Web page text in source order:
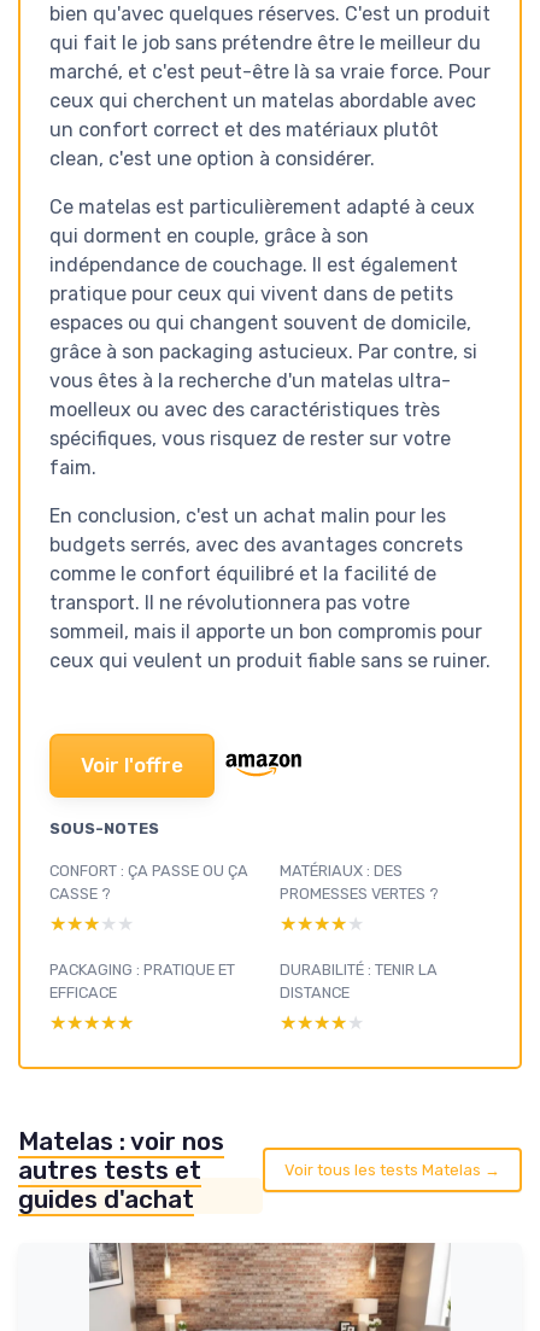
bien qu'avec quelques réserves. C'est un produit
qui fait le job sans prétendre être le meilleur du
marché, et c'est peut-être là sa vraie force. Pour
ceux qui cherchent un matelas abordable avec
un confort correct et des matériaux plutôt
clean, c'est une option à considérer.
Ce matelas est particulièrement adapté à ceux
qui dorment en couple, grâce à son
indépendance de couchage. Il est également
pratique pour ceux qui vivent dans de petits
espaces ou qui changent souvent de domicile,
grâce à son packaging astucieux. Par contre, si
vous êtes à la recherche d'un matelas ultra-
moelleux ou avec des caractéristiques très
spécifiques, vous risquez de rester sur votre
faim.
En conclusion, c'est un achat malin pour les
budgets serrés, avec des avantages concrets
comme le confort équilibré et la facilité de
transport. Il ne révolutionnera pas votre
sommeil, mais il apporte un bon compromis pour
ceux qui veulent un produit fiable sans se ruiner.
Voir l'offre
SOUS-NOTES
CONFORT : ÇA PASSE OU ÇA
CASSE ?
★★★★★
★★★★★
MATÉRIAUX : DES
PROMESSES VERTES ?
★★★★★
★★★★★
PACKAGING : PRATIQUE ET
EFFICACE
★★★★★
★★★★★
DURABILITÉ : TENIR LA
DISTANCE
★★★★★
★★★★★
Matelas : voir nos
autres tests et
guides d'achat
Voir tous les tests Matelas →